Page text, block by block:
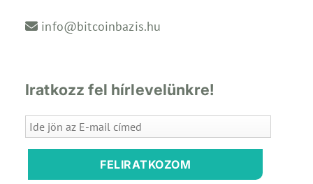
info@bitcoinbazis.hu
Iratkozz fel hírlevelünkre!
FELIRATKOZOM